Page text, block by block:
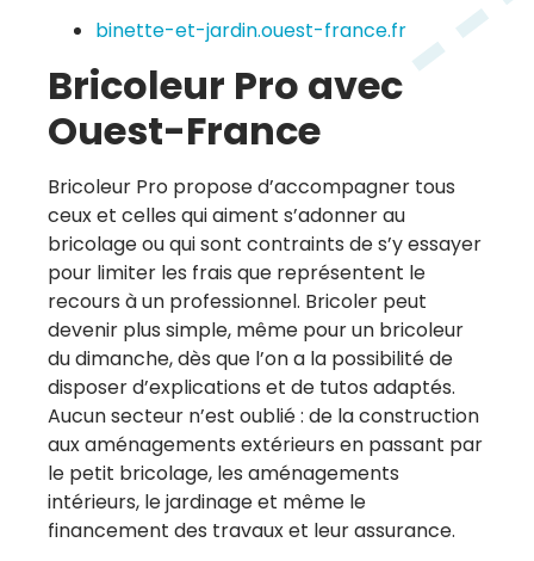
binette-et-jardin.ouest-france.fr
Bricoleur Pro avec
Ouest-France
Bricoleur Pro propose d’accompagner tous
ceux et celles qui aiment s’adonner au
bricolage ou qui sont contraints de s’y essayer
pour limiter les frais que représentent le
recours à un professionnel. Bricoler peut
devenir plus simple, même pour un bricoleur
du dimanche, dès que l’on a la possibilité de
disposer d’explications et de tutos adaptés.
Aucun secteur n’est oublié : de la construction
aux aménagements extérieurs en passant par
le petit bricolage, les aménagements
intérieurs, le jardinage et même le
financement des travaux et leur assurance.